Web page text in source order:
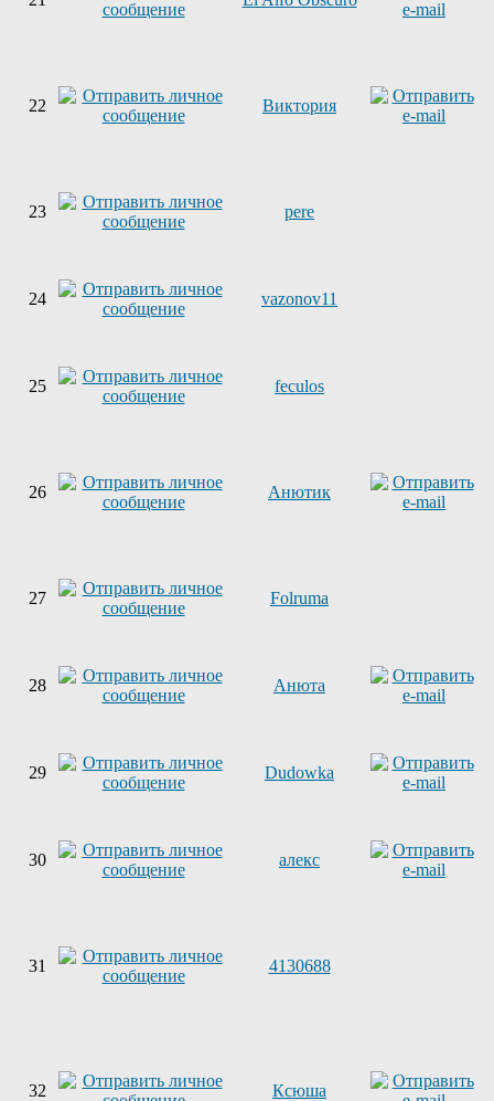
22 Виктория
23 pere
24 vazonov11
25 feculos
26 Анютик
27 Folruma
28 Анюта
29 Dudowka
30 алекс
31 4130688
32 Ксюша